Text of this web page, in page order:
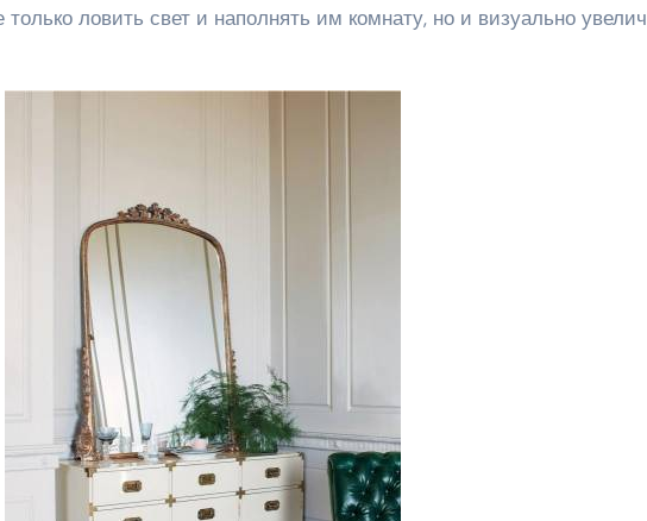
только ловить свет и наполнять им комнату, но и визуально